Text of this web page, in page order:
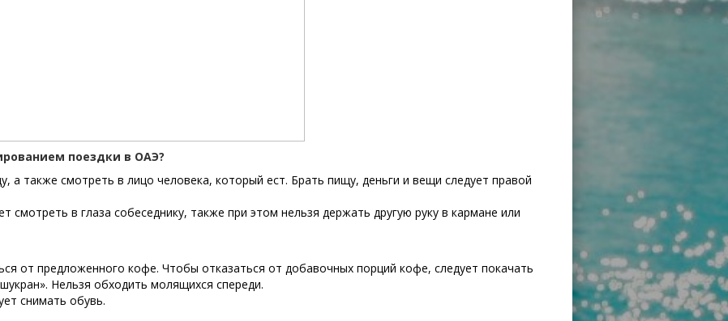
поездки в ОАЭ?
а также смотреть в лицо человека, который ест. Брать пищу, деньги и вещи следует правой
смотреть в глаза собеседнику, также при этом нельзя держать другую руку в кармане или
от предложенного кофе. Чтобы отказаться от добавочных порций кофе, следует покачать
Нельзя обходить молящихся спереди.
снимать обувь.